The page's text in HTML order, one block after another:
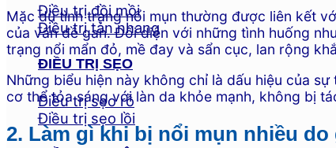
Điều trị đồi mồi
Điều trị tàn nhang
ĐIỀU TRỊ SẸO
Điều trị sẹo rỗ
Điều trị sẹo lồi
Mặc dù tình trạng nổi mụn thường được liên kết
của vấn đề gan. Đối diện với những tình huống
trạng nổi mẩn đỏ, mề đay và sẩn cục, lan rộng
Những biểu hiện này không chỉ là dấu hiệu của
cơ thể tỏa sáng với làn da khỏe mạnh, không bị
2. Làm gì khi bị nổi mụn nhiều do